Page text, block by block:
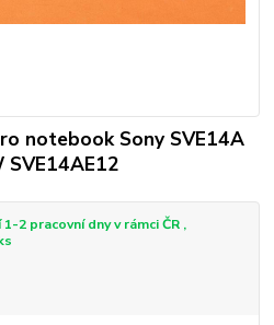
notebook Sony SVE14A
SVE14AE12
2 pracovní dny v rámci ČR ,